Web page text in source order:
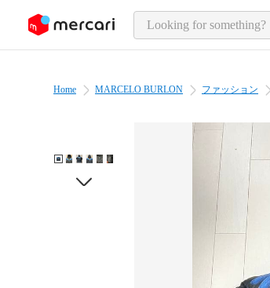
page content
Home MARCELO BURLON ファッション